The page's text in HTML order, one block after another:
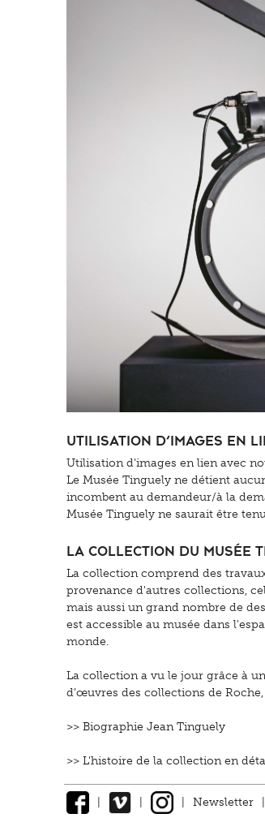
Utilisation d’images en
Utilisation d’images en lien avec
Le Musée Tinguely ne détient
incombent au demandeur/à la
Musée Tinguely ne saurait être
La collection du Musée
La collection comprend des
provenance d'autres collections,
mais aussi un grand nombre de
est accessible au musée dans
monde.
La collection a vu le jour grâce à
d’œuvres des collections de
>> Biographie Jean Tinguely
>> L'histoire de la collection en
Newsletter